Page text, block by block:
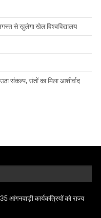
से खुलेगा खेल विश्वविद्यालय
संकल्प, संतों का मिला आशीर्वाद
आंगनवाड़ी कार्यकत्रियों को राज्य